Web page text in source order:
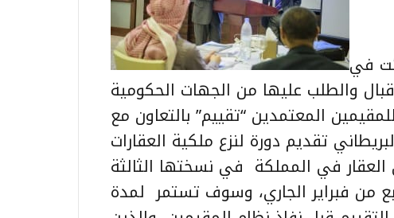
في
والطلب عليها من الجهات الحكومية
المعتمدين “تقييم” بالتعاون مع
تقديم دورة لنزع ملكية العقارات
في المملكة في نسختها الثالثة
من فبراير الجاري، وسوف تستمر لمدة